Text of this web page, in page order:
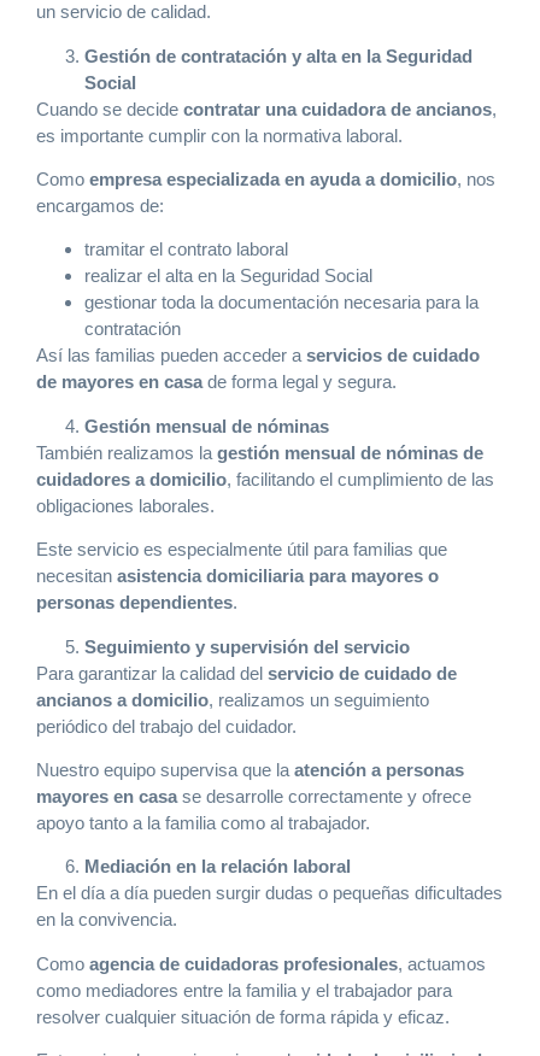
un servicio de calidad.
Gestión de contratación y alta en la Seguridad
Social
Cuando se decide contratar una cuidadora de ancianos,
es importante cumplir con la normativa laboral.
Como empresa especializada en ayuda a domicilio, nos
encargamos de:
tramitar el contrato laboral
realizar el alta en la Seguridad Social
gestionar toda la documentación necesaria para la
contratación
Así las familias pueden acceder a servicios de cuidado
de mayores en casa de forma legal y segura.
Gestión mensual de nóminas
También realizamos la gestión mensual de nóminas de
cuidadores a domicilio, facilitando el cumplimiento de las
obligaciones laborales.
Este servicio es especialmente útil para familias que
necesitan asistencia domiciliaria para mayores o
personas dependientes.
Seguimiento y supervisión del servicio
Para garantizar la calidad del servicio de cuidado de
ancianos a domicilio, realizamos un seguimiento
periódico del trabajo del cuidador.
Nuestro equipo supervisa que la atención a personas
mayores en casa se desarrolle correctamente y ofrece
apoyo tanto a la familia como al trabajador.
Mediación en la relación laboral
En el día a día pueden surgir dudas o pequeñas dificultades
en la convivencia.
Como agencia de cuidadoras profesionales, actuamos
como mediadores entre la familia y el trabajador para
resolver cualquier situación de forma rápida y eficaz.